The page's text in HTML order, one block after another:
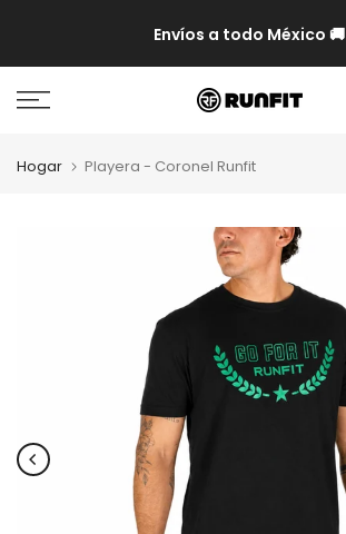
Envíos a todo México 🚚
Hogar Playera - Coronel Runfit